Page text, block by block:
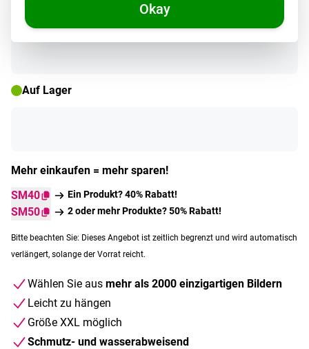
Okay
Auf Lager
Mehr einkaufen = mehr sparen!
SM40
Ein Produkt? 40% Rabatt!
SM50 2 oder mehr Produkte? 50% Rabatt!
Bitte beachten Sie: Dieses Angebot ist zeitlich begrenzt und wird automatisch
verlängert, solange der Vorrat reicht.
Wählen Sie aus mehr als 2000 einzigartigen Bildern
Leicht zu hängen
Größe XXL möglich
Schmutz- und wasserabweisend